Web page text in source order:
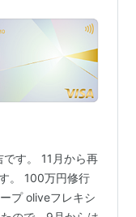
す。 11月から再
。 100万円修行
プ oliveフレキシ